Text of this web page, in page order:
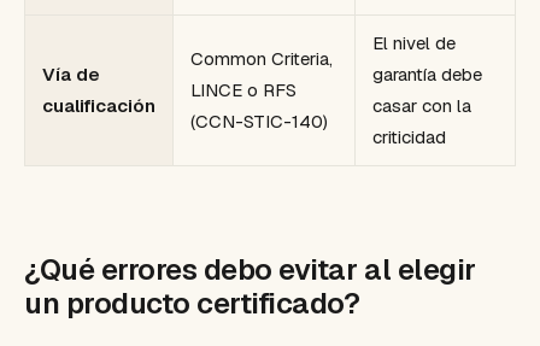
Vía de
cualificación
Common Criteria,
LINCE o RFS
(CCN-STIC-140)
El nivel de
garantía debe
casar con la
criticidad
¿Qué errores debo evitar al elegir
un producto certificado?